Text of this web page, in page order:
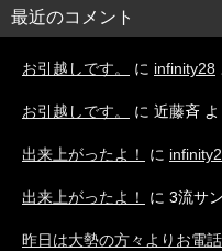
最近のコメント
お引越しです。 に infinity28
お引越しです。 に 近藤斉 よ
出来上がったよ！ に
出来上がったよ！ に 3流サ
昨日は大勢の方々よりお電